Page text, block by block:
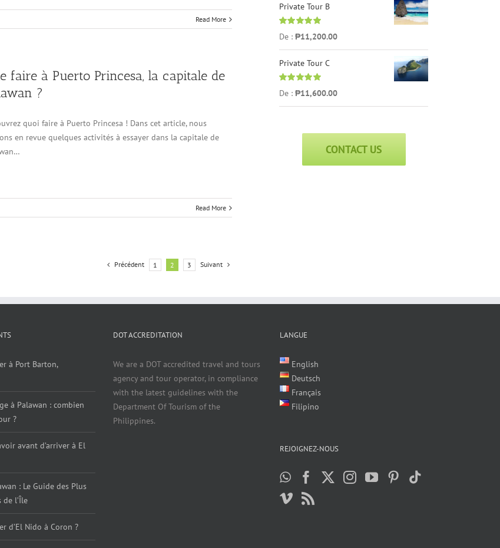
Read More
faire à Puerto Princesa, la capitale de
?
quoi faire à Puerto Princesa ! Dans cet article, nous
en revue quelques activités à essayer dans la capitale de
Read More
Précédent 1 2 3 Suivant
Private Tour B
Note 5.00 sur
5
De : ₱11,200.00
Private Tour C
Note 5.00 sur
5
De : ₱11,600.00
CONTACT US
à Port Barton,
à Palawan : combien
?
avant d’arriver à El
: Le Guide des Plus
de l’Île
d’El Nido à Coron ?
DOT ACCREDITATION
We are a DOT accredited travel and tours
agency and tour operator, in compliance
with the latest guidelines with the
Department Of Tourism of the
Philippines.
LANGUE
English
Deutsch
Français
Filipino
REJOIGNEZ-NOUS